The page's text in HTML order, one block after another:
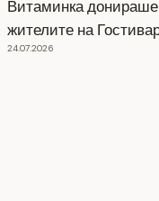
Витаминка
жителите на
24.07.2026